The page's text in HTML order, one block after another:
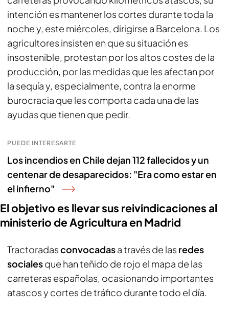
intención es mantener los cortes durante toda la
noche y, este miércoles, dirigirse a Barcelona. Los
agricultores insisten en que su situación es
insostenible, protestan por los altos costes de la
producción, por las medidas que les afectan por
la sequía y, especialmente, contra la enorme
burocracia que les comporta cada una de las
ayudas que tienen que pedir.
PUEDE INTERESARTE
Los incendios en Chile dejan 112 fallecidos y un
centenar de desaparecidos: "Era como estar en
el infierno"
El objetivo es llevar sus reivindicaciones al
ministerio de Agricultura en Madrid
Tractoradasconvocadasa través de las redes
socialesque han teñido de rojo el mapa de las
carreteras españolas, ocasionando importantes
atascos y cortes de tráfico durante todo el día.